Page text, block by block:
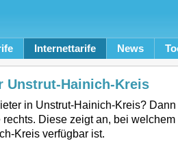
Internettarife News
Unstrut-Hainich-Kreis
in Unstrut-Hainich-Kreis?
Diese zeigt an, bei
Kreis verfügbar ist.